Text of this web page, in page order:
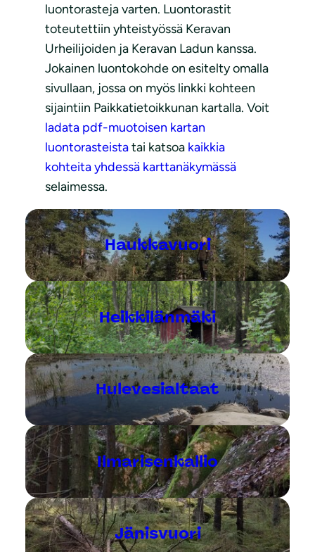
luontorasteja varten. Luontorastit
toteutettiin yhteistyössä Keravan
Urheilijoiden ja Keravan Ladun kanssa.
Jokainen luontokohde on esitelty omalla
sivullaan, jossa on myös linkki kohteen
sijaintiin Paikkatietoikkunan kartalla. Voit
ladata pdf-muotoisen kartan
luontorasteistatai katsoa kaikkia
kohteita yhdessä karttanäkymässä
selaimessa.
Haukkavuori
Heikkilänmäki
Hulevesialtaat
Ilmarisenkallio
Jänisvuori